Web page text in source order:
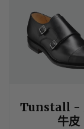
Tunstall -
牛皮